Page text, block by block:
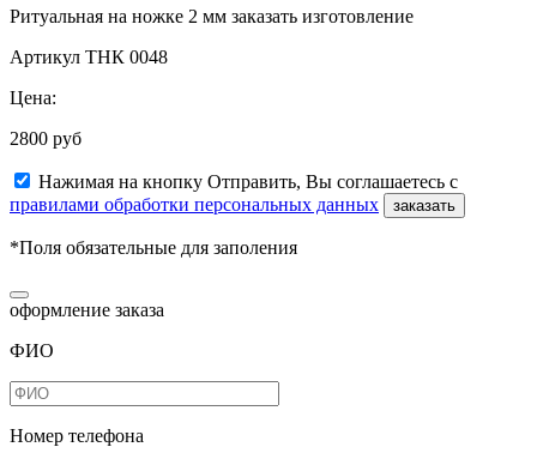
Ритуальная на ножке 2 мм заказать изготовление
Артикул ТНК 0048
Цена:
2800 руб
Нажимая на кнопку Отправить, Вы соглашаетесь с
правилами обработки персональных данных
заказать
*Поля обязательные для заполения
оформление заказа
ФИО
Номер телефона